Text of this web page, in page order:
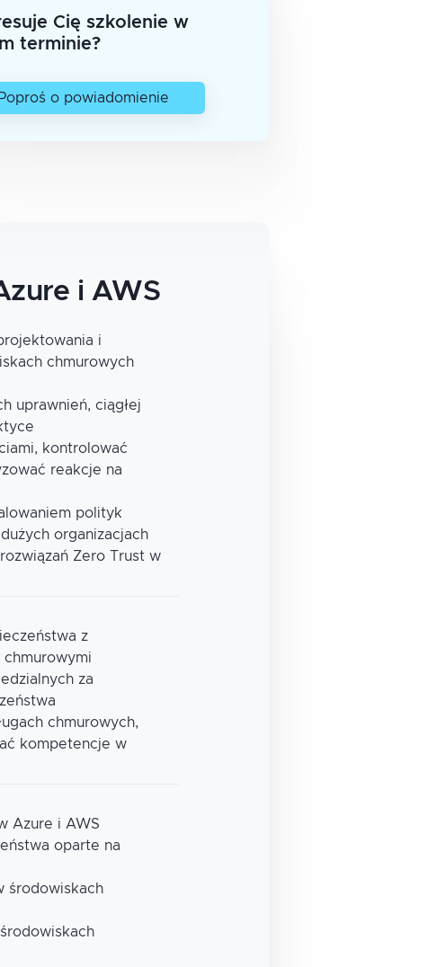
Cię szkolenie w
terminie?
Poproś o powiadomienie
i AWS
i
chmurowych
uprawnień, ciągłej
kontrolować
reakcje na
polityk
organizacjach
Zero Trust w
z
chmurowymi
za
chmurowych,
kompetencje w
Azure i AWS
oparte na
środowiskach